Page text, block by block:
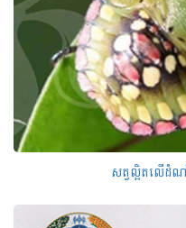
សត្វល្អិតលើដំណ